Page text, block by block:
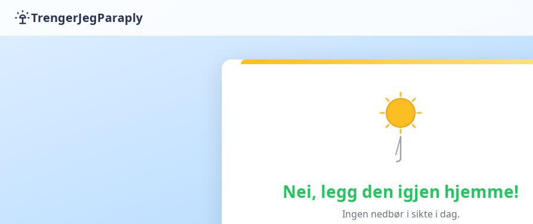
TrengerJegParaply
Nei, legg den igjen hjemme!
Ingen nedbør i sikte i dag.